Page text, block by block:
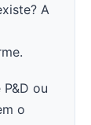
A
ou
o